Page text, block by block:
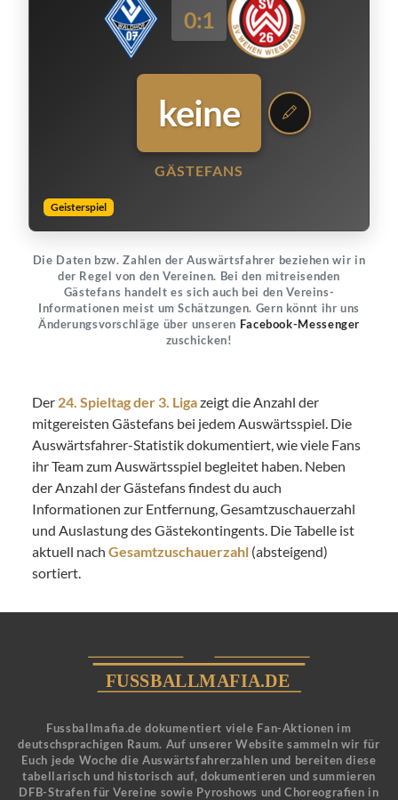
0:1
keine
GÄSTEFANS
Geisterspiel
Die Daten bzw. Zahlen der Auswärtsfahrer beziehen wir in
der Regel von den Vereinen. Bei den mitreisenden
Gästefans handelt es sich auch bei den Vereins-
Informationen meist um Schätzungen. Gern könnt ihr uns
Änderungsvorschläge über unseren Facebook-Messenger
zuschicken!
Der 24. Spieltag der 3. Ligazeigt die Anzahl der
mitgereisten Gästefans bei jedem Auswärtsspiel. Die
Auswärtsfahrer-Statistik dokumentiert, wie viele Fans
ihr Team zum Auswärtsspiel begleitet haben. Neben
der Anzahl der Gästefans findest du auch
Informationen zur Entfernung, Gesamtzuschauerzahl
und Auslastung des Gästekontingents. Die Tabelle ist
aktuell nach Gesamtzuschauerzahl (absteigend)
sortiert.
Fussballmafia.de dokumentiert viele Fan-Aktionen im
deutschsprachigen Raum. Auf unserer Website sammeln wir für
Euch jede Woche die Auswärtsfahrerzahlen und bereiten diese
tabellarisch und historisch auf, dokumentieren und summieren
DFB-Strafen für Vereine sowie Pyroshows und Choreografien in